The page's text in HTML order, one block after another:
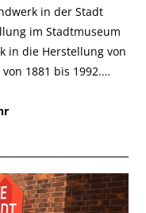
in der Stadt
im Stadtmuseum
in die Herstellung von
1881 bis 1992.…